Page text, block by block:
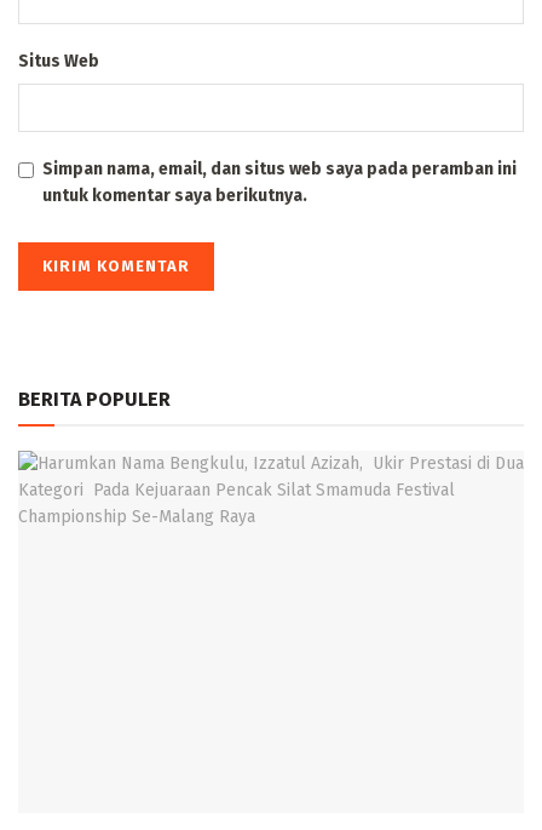
Situs Web
Simpan nama, email, dan situs web saya pada peramban ini
untuk komentar saya berikutnya.
BERITA POPULER